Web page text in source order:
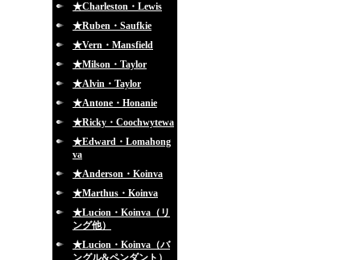
★Charleston・Lewis
★Ruben・Saufkie
★Vern・Mansfield
★Milson・Taylor
★Alvin・Taylor
★Antone・Honanie
★Ricky・Coochwytewa
★Edward・Lomahong
va
★Anderson・Koinva
★Marthus・Koinva
★Lucion・Koinva（リ
ング他）
★Lucion・Koinva（バ
ングル&ペンダント）